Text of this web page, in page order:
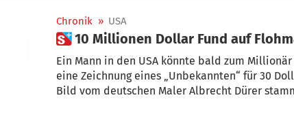
Chronik » USA
 10 Millionen Dollar Fund auf
Ein Mann in den USA könnte bald zum
eine Zeichnung eines „Unbekannten“ für 30
Bild vom deutschen Maler Albrecht Dürer